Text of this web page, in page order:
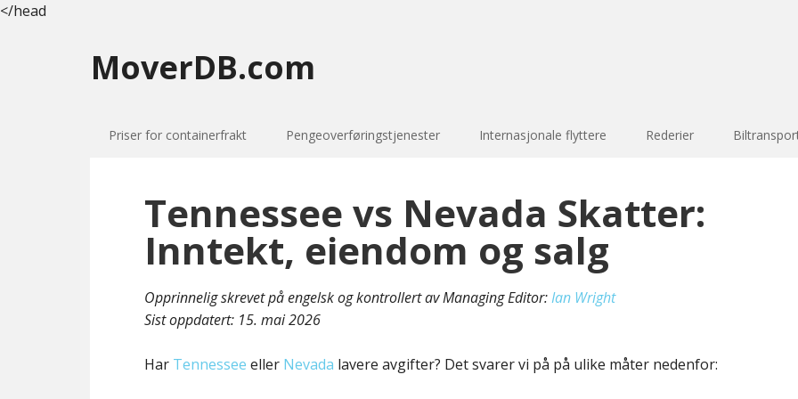
</head
MoverDB.com
Priser for containerfrakt Pengeoverføringstjenester Internasjonale flyttere Rederier
Tennessee vs Nevada Skatter:
Inntekt, eiendom og salg
Opprinnelig skrevet på engelsk og kontrollert av Managing Editor:Ian Wright
Sist oppdatert: 15. mai 2026
Har Tennessee eller Nevada lavere avgifter? Det svarer vi på på ulike måter nedenfor: